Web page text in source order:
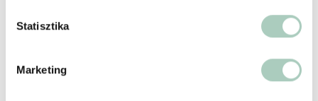
Statisztika
Marketing